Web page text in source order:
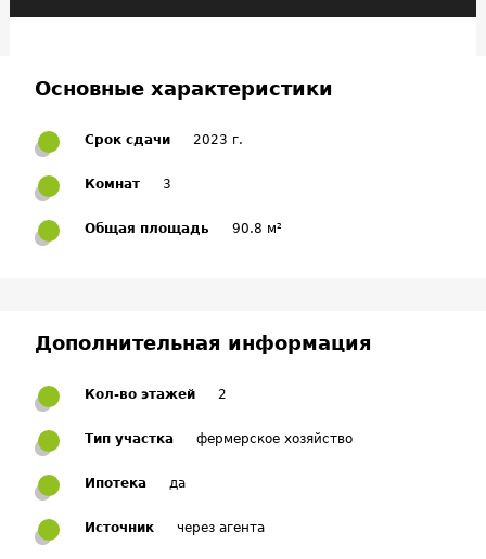
Основные характеристики
Срок сдачи 2023 г.
Комнат 3
Общая площадь 90.8 м²
Дополнительная информация
Кол-во этажей 2
Тип участка фермерское хозяйство
Ипотека да
Источник через агента